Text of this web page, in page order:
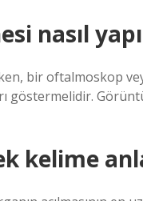
nasıl
bir oftalmoskop
göstermelidir.
kelime